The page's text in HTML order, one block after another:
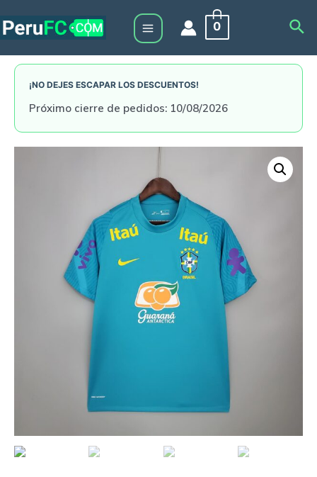
to
Main
Menu
0
¡NO DEJES ESCAPAR LOS DESCUENTOS!
Próximo cierre de pedidos: 10/08/2026